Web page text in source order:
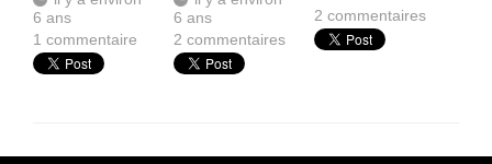
6 ans
1 commentaire
6 ans
2commentaires
2commentaires